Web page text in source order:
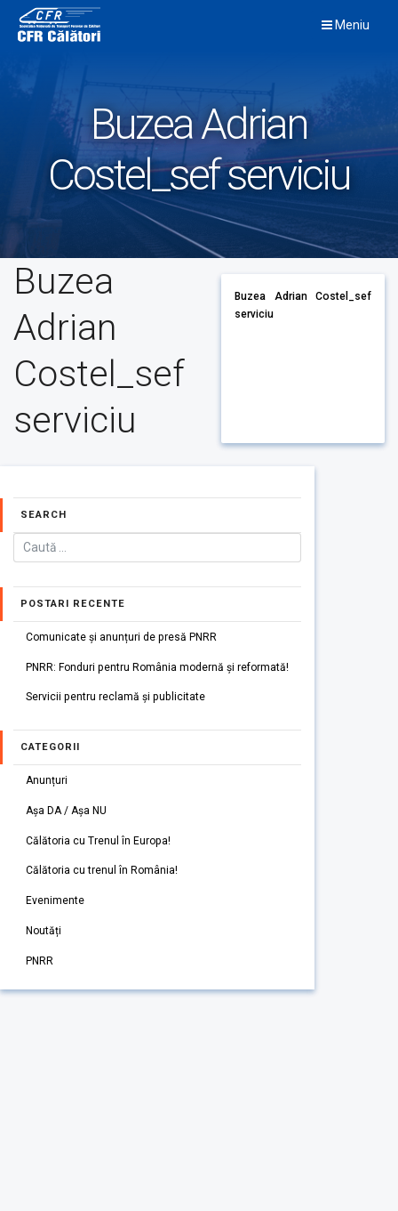
content
Meniu
Buzea Adrian
Costel_sef serviciu
Buzea
Adrian
Costel_sef
serviciu
Buzea Adrian Costel_sef
serviciu
SEARCH
POSTARI RECENTE
Comunicate și anunțuri de presă PNRR
PNRR: Fonduri pentru România modernă și reformată!
Servicii pentru reclamă și publicitate
CATEGORII
Anunțuri
Așa DA / Așa NU
Călătoria cu Trenul în Europa!
Călătoria cu trenul în România!
Evenimente
Noutăți
PNRR